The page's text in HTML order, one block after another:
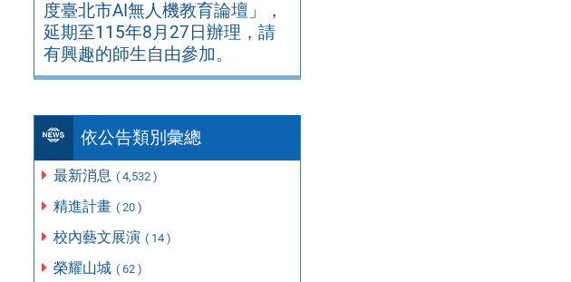
度臺北市AI無人機教育論壇」，
延期至115年8月27日辦理，請
有興趣的師生自由參加。
依公告類別彙總
最新消息 ( 4,532 )
精進計畫 ( 20 )
校內藝文展演 ( 14 )
榮耀山城 ( 62 )